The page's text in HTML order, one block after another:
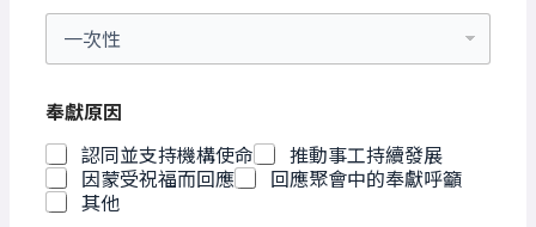
奉獻原因
認同並支持機構使命
推動事工持續發展
因蒙受祝福而回應
回應聚會中的奉獻呼籲
其他